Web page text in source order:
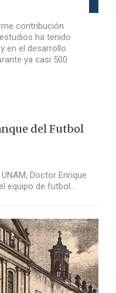
contribución
ha tenido
en el desarrollo
ya casi 500
del Futbol
Doctor Enrique
equipo de futbol…